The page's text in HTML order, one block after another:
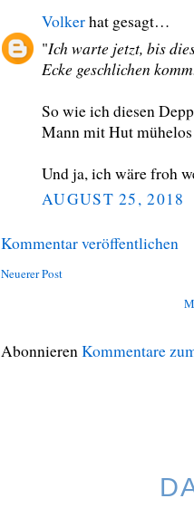
Volkerhat gesagt…
"Ich warte jetzt, bis
Ecke geschlichen
So wie ich diesen
Mann mit Hut
Und ja, ich wäre froh
AUGUST 25, 2018
Kommentar veröffentlichen
Neuerer Post
AbonnierenKommentare